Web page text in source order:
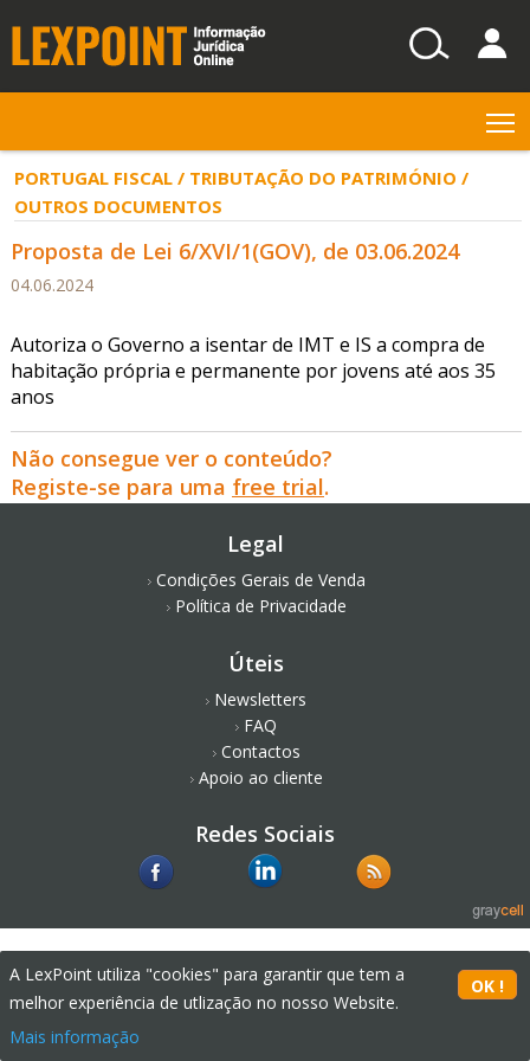
PORTUGAL FISCAL / TRIBUTAÇÃO DO PATRIMÓNIO /
OUTROS DOCUMENTOS
Proposta de Lei 6/XVI/1(GOV), de 03.06.2024
04.06.2024
Autoriza o Governo a isentar de IMT e IS a compra de
habitação própria e permanente por jovens até aos 35
anos
Não consegue ver o conteúdo?
Registe-se para uma free trial.
Legal
Condições Gerais de Venda
Política de Privacidade
Úteis
Newsletters
FAQ
Contactos
Apoio ao cliente
Redes Sociais
A LexPoint utiliza "cookies" para garantir que tem a
melhor experiência de utlização no nosso Website.
Mais informação